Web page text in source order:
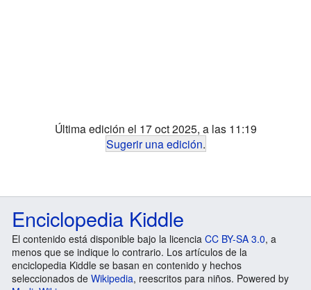
Última edición el 17 oct 2025, a las 11:19
Sugerir una edición.
Enciclopedia Kiddle
El contenido está disponible bajo la licencia CC BY-SA 3.0, a
menos que se indique lo contrario. Los artículos de la
enciclopedia Kiddle se basan en contenido y hechos
seleccionados de Wikipedia, reescritos para niños. Powered by